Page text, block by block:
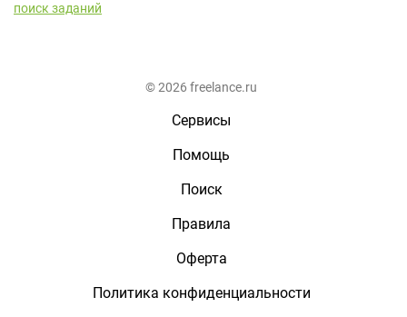
поиск заданий
© 2026 freelance.ru
Сервисы
Помощь
Поиск
Правила
Оферта
Политика конфиденциальности